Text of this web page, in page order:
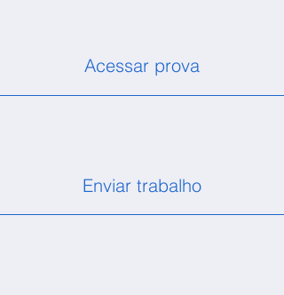
Acessar prova
Enviar trabalho